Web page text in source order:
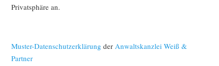
Privatsphäre an.
Muster-Datenschutzerklärung der Anwaltskanzlei Weiß &
Partner